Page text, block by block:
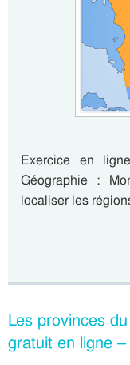
Exercice en
Géographie :
localiser les
Les provinces
gratuit en ligne